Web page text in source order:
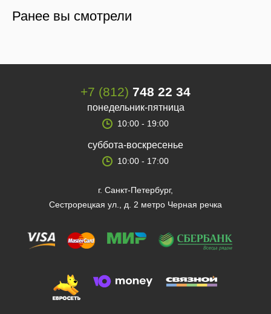
Ранее вы смотрели
+7 (812) 748 22 34
понедельник-пятница
10:00 - 19:00
суббота-воскресенье
10:00 - 17:00
г. Санкт-Петербург,
Сестрорецкая ул., д. 2 метро Черная речка